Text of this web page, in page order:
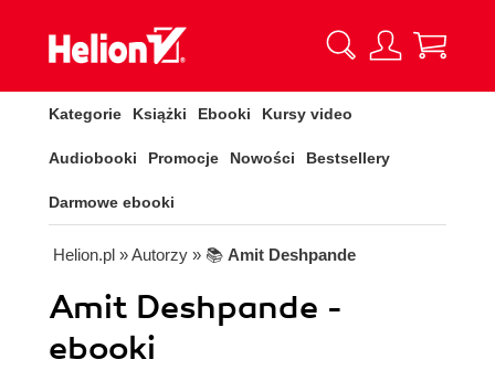
Kategorie Książki Ebooki Kursy video
Audiobooki Promocje Nowości Bestsellery
Darmowe ebooki
Helion.pl » Autorzy » 📚 Amit Deshpande
Amit Deshpande -
ebooki